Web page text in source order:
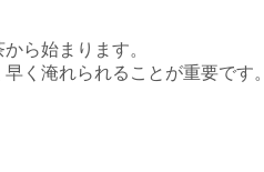
ら始まります。
く淹れられることが重要です。